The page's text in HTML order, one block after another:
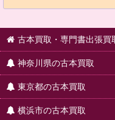
古本買取・専門書出張買
神奈川県の古本買取
東京都の古本買取
横浜市の古本買取